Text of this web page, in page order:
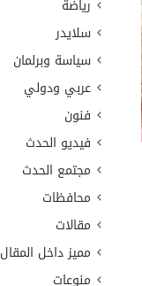
رياضة
سلايدر
سياسة وبرلمان
عربي ودولي
فنون
فيديو الحدث
مجتمع الحدث
محافظات
مقالات
مميز داخل المقال
منوعات